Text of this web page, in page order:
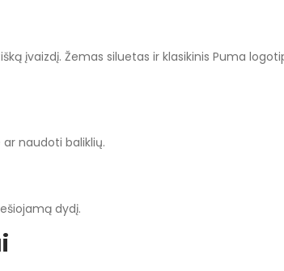
įvaizdį. Žemas siluetas ir klasikinis Puma
naudoti baliklių.
dydį.